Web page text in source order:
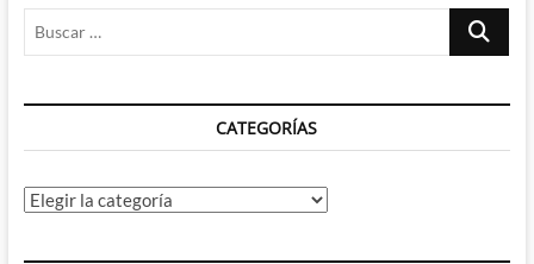
cine
Buscar
CATEGORÍAS
Categorías